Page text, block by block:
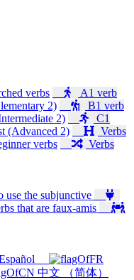
verbs
A1 verb
2)
B1 verb
2)
C1
(Advanced 2)
Verbs
verbs
Verbs
use the subjunctive
that are faux-amis
中文 （简体）